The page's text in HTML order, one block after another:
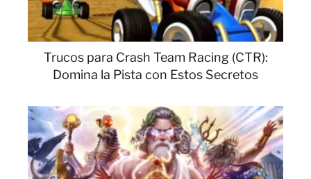
Trucos para Crash Team Racing (CTR):
Domina la Pista con Estos Secretos